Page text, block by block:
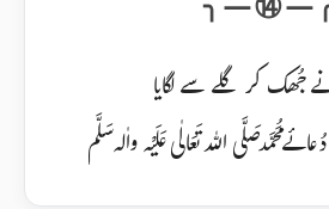
جُھک کر گلے سے لگایا
مُحَمَّد صَلَّی اللہ تَعَالٰی عَلَیْہ واٰلہ سَلَّم